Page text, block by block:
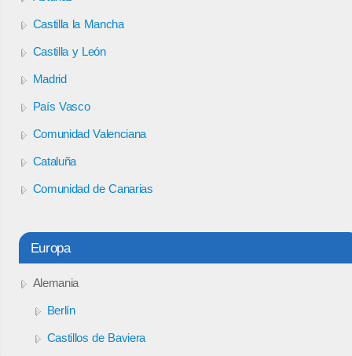
Castilla la Mancha
Castilla y León
Madrid
País Vasco
Comunidad Valenciana
Cataluña
Comunidad de Canarias
Europa
Alemania
Berlín
Castillos de Baviera